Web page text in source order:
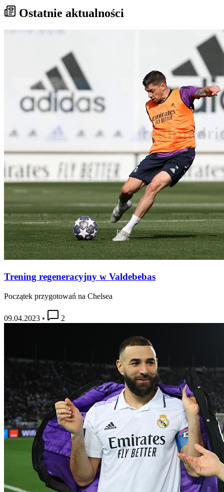
Ostatnie aktualności
Trening regeneracyjny w Valdebebas
Początek przygotowań na Chelsea
09.04.2023 • 2